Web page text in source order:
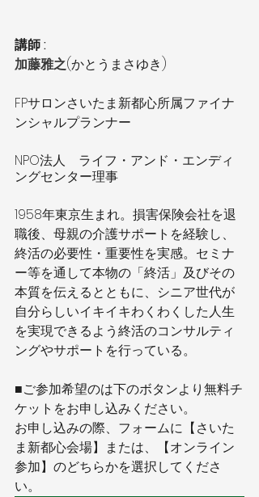
講師 :
加藤雅之(かとうまさゆき)
FPサロンさいたま新都心所属ファイナ
ンシャルプランナー
NPO法人　ライフ・アンド・エンディ
ングセンター理事
1958年東京生まれ。損害保険会社を退
職後、母親の介護サポートを経験し、
終活の必要性・重要性を実感。セミナ
ー等を通して本物の「終活」及びその
本質を伝えるとともに、シニア世代が
自分らしいイキイキわくわくした人生
を実現できるよう終活のコンサルティ
ングやサポートを行っている。
■ご参加希望のは下のボタンより無料チ
ケットをお申し込みください。
お申し込みの際、フォームに【さいた
ま新都心会場】または、【オンライン
参加】のどちらかを選択してくださ
い。